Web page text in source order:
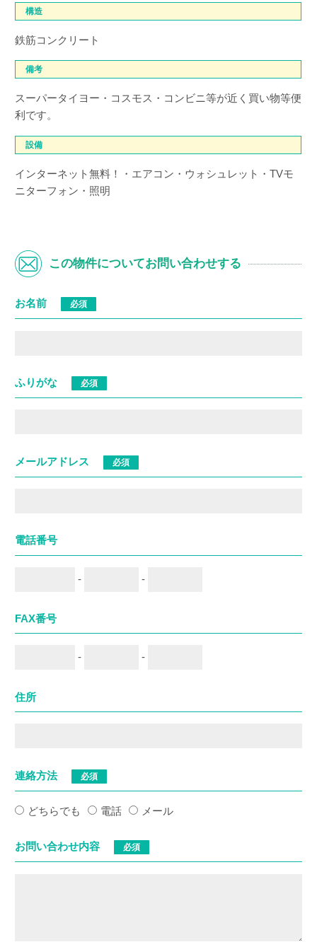
構造
鉄筋コンクリート
備考
スーパータイヨー・コスモス・コンビニ等が近く買い物等便
利です。
設備
インターネット無料！・エアコン・ウォシュレット・TVモ
ニターフォン・照明
この物件についてお問い合わせする
お名前 必須
ふりがな 必須
メールアドレス 必須
電話番号
- -
FAX番号
- -
住所
連絡方法 必須
どちらでも 電話 メール
お問い合わせ内容 必須